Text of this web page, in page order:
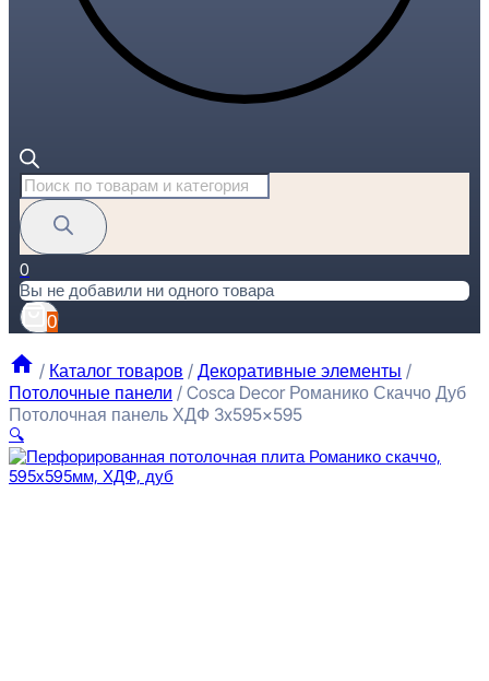
Поиск
товаров
0
Вы не добавили ни одного товара
0
/ Каталог товаров / Декоративные элементы /
Потолочные панели / Cosca Decor Романико Скаччо Дуб
Потолочная панель ХДФ 3x595x595
🔍